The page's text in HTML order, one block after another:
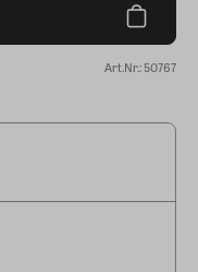
Art.Nr.: 50767